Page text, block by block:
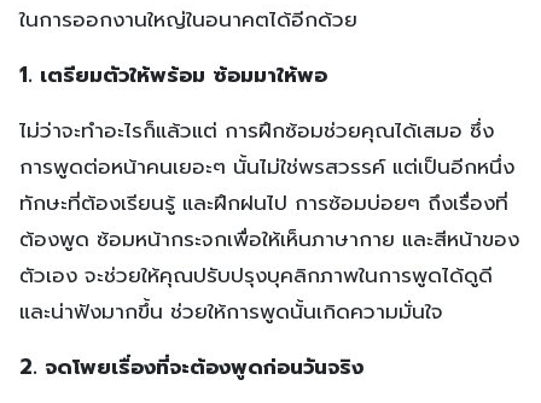
ในการออกงานใหญ่ในอนาคตได้อีกด้วย
1. เตรียมตัวให้พร้อม ซ้อมมาให้พอ
ไม่ว่าจะทำอะไรก็แล้วแต่ การฝึกซ้อมช่วยคุณได้เสมอ ซึ่ง
การพูดต่อหน้าคนเยอะๆ นั้นไม่ใช่พรสวรรค์ แต่เป็นอีกหนึ่ง
ทักษะที่ต้องเรียนรู้ และฝึกฝนไป การซ้อมบ่อยๆ ถึงเรื่องที่
ต้องพูด ซ้อมหน้ากระจกเพื่อให้เห็นภาษากาย และสีหน้าของ
ตัวเอง จะช่วยให้คุณปรับปรุงบุคลิกภาพในการพูดได้ดูดี
และน่าฟังมากขึ้น ช่วยให้การพูดนั้นเกิดความมั่นใจ
2. จดโพยเรื่องที่จะต้องพูดก่อนวันจริง